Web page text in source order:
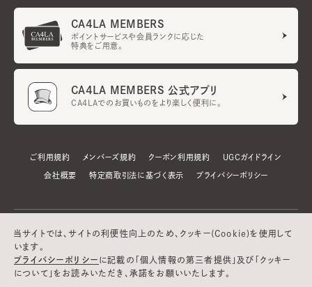
CA4LA MEMBERS
ポイントサービスや会員ランクに応じた
特典をご用意。
CA4LA MEMBERS 公式アプリ
CA4LAでのお買いものをより楽しく便利に。
ご利用規約 メンバーズ規約 クーポン利用規約 UGCガイドライン
会社概要 特定商取引法に基づく表示 プライバシーポリシー
当サイトでは、サイトの利便性向上のため、クッキー(Cookie)を使用して
います。
プライバシーポリシー に記載の「個人情報の第三者提供」及び「クッキー
について」をお読みいただき、承諾をお願いいたします。